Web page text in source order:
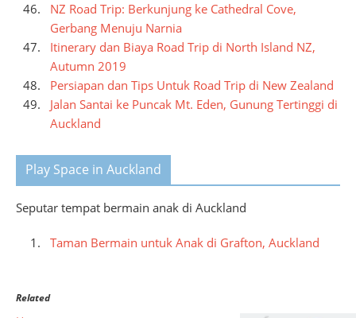
NZ Road Trip: Berkunjung ke Cathedral Cove,
Gerbang Menuju Narnia
Itinerary dan Biaya Road Trip di North Island NZ,
Autumn 2019
Persiapan dan Tips Untuk Road Trip di New Zealand
Jalan Santai ke Puncak Mt. Eden, Gunung Tertinggi di
Auckland
Play Space in Auckland
Seputar tempat bermain anak di Auckland
Taman Bermain untuk Anak di Grafton, Auckland
Related